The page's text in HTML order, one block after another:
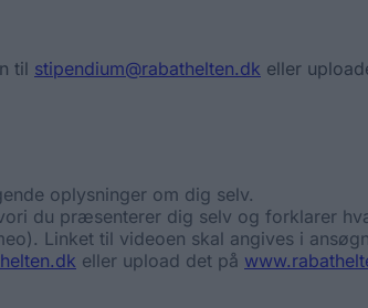
til stipendium@rabathelten.dk eller
oplysninger om dig selv.
du præsenterer dig selv og forklarer
Linket til videoen skal angives i
eller upload det på